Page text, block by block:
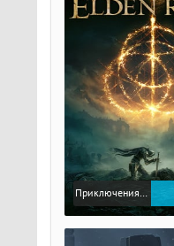
Приключения / Экшен / Ролевые